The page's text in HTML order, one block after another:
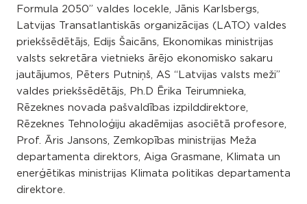
Formula 2050” valdes locekle, Jānis Karlsbergs,
Latvijas Transatlantiskās organizācijas (LATO) valdes
priekšsēdētājs, Edijs Šaicāns, Ekonomikas ministrijas
valsts sekretāra vietnieks ārējo ekonomisko sakaru
jautājumos, Pēters Putniņš, AS “Latvijas valsts meži”
valdes priekšsēdētājs, Ph.D Ērika Teirumnieka,
Rēzeknes novada pašvaldības izpilddirektore,
Rēzeknes Tehnoloģiju akadēmijas asociētā profesore,
Prof. Āris Jansons, Zemkopības ministrijas Meža
departamenta direktors, Aiga Grasmane, Klimata un
enerģētikas ministrijas Klimata politikas departamenta
direktore.